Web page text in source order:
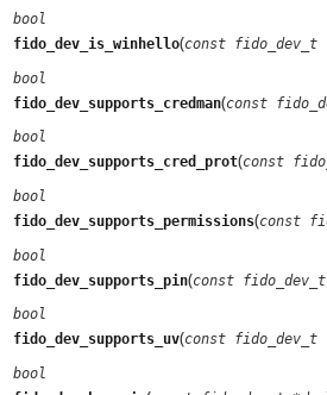
bool
fido_dev_is_winhello(const fido_dev_t
bool
fido_dev_supports_credman(const
bool
fido_dev_supports_cred_prot(const
bool
fido_dev_supports_permissions(const
bool
fido_dev_supports_pin(const
bool
fido_dev_supports_uv(const fido_dev_t
bool